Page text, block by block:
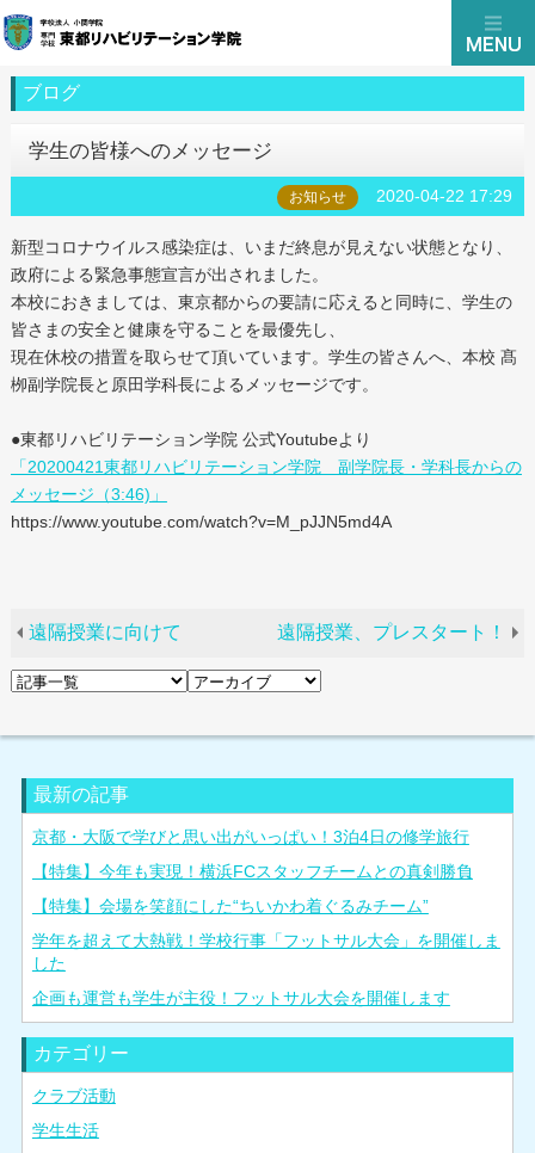
ブログ
学生の皆様へのメッセージ
お知らせ 2020-04-22 17:29
新型コロナウイルス感染症は、いまだ終息が見えない状態となり、
政府による緊急事態宣言が出されました。
本校におきましては、東京都からの要請に応えると同時に、学生の
皆さまの安全と健康を守ることを最優先し、
現在休校の措置を取らせて頂いています。学生の皆さんへ、本校 髙
栁副学院長と原田学科長によるメッセージです。
●東都リハビリテーション学院 公式Youtubeより
「20200421東都リハビリテーション学院 副学院長・学科長からの
メッセージ（3:46)」
https://www.youtube.com/watch?v=M_pJJN5md4A
遠隔授業に向けて 遠隔授業、プレスタート！
最新の記事
京都・大阪で学びと思い出がいっぱい！3泊4日の修学旅行
【特集】今年も実現！横浜FCスタッフチームとの真剣勝負
【特集】会場を笑顔にした“ちいかわ着ぐるみチーム”
学年を超えて大熱戦！学校行事「フットサル大会」を開催しま
した
企画も運営も学生が主役！フットサル大会を開催します
カテゴリー
クラブ活動
学生生活